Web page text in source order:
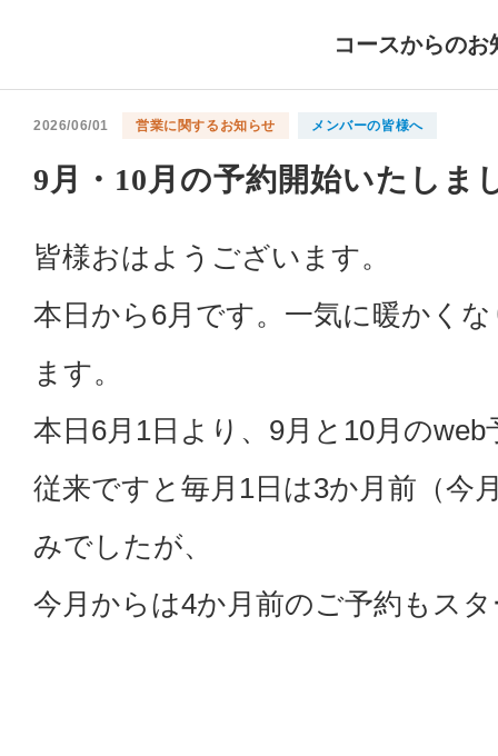
コースからのお
2026/06/01 営業に関するお知らせ メンバーの皆様へ
9月・10月の予約開始いたしま
皆様おはようございます。
本日から6月です。一気に暖かく
ます。
本日6月1日より、9月と10月の
従来ですと毎月1日は3か月前（今
みでしたが、
今月からは4か月前のご予約もス